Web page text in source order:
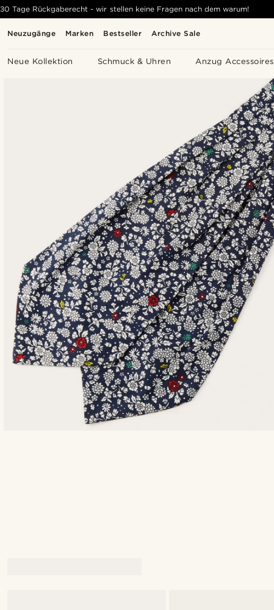
Neuzugänge Marken Bestseller Archive Sale
Neue Kollektion Schmuck & Uhren Anzug Accessoires
30 Tage Rückgaberecht - wir stellen keine Fragen nach dem warum!